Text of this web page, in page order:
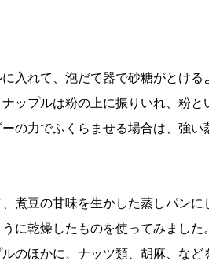
入れて、泡だて器で砂糖がとける
ップルは粉の上に振りいれ、粉
の力でふくらませる場合は、強い
煮豆の甘味を生かした蒸しパン
に乾燥したものを使ってみました。
ルのほかに、ナッツ類、胡麻、な